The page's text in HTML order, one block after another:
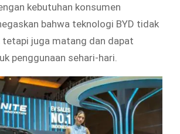
kebutuhan konsumen
bahwa teknologi BYD tidak
tetapi juga matang dan dapat
penggunaan sehari-hari.